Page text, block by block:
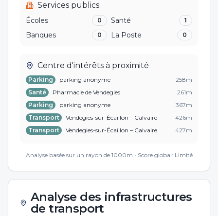
Services publics
Écoles 0 Santé 1
Banques 0 La Poste 0
Centre d'intérêts à proximité
Parking parking anonyme 258m
Santé
Pharmacie de Vendegies 261m
Parking
parking anonyme 367m
Transport
Vendegies-sur-Écaillon – Calvaire 426m
Transport
Vendegies-sur-Écaillon – Calvaire 427m
Analyse basée sur un rayon de 1000m • Score global: Limité
Analyse des infrastructures
de transport